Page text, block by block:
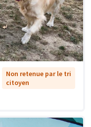
Non retenue par le tri
citoyen